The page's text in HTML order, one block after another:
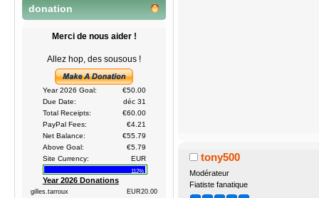
donation
Merci de nous aider !
Allez hop, des sousous !
Year 2026 Goal:
€50.00
Due Date:
déc 31
Total Receipts:
€60.00
PayPal Fees:
€4.21
Net Balance:
€55.79
Above Goal:
€5.79
Site Currency:
EUR
112%
Year 2026 Donations
gilles.tarroux
EUR20.00
tony500
Modérateur
Fiatiste fanatique